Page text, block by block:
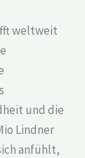
weltweit
und die
Lindner
anfühlt,